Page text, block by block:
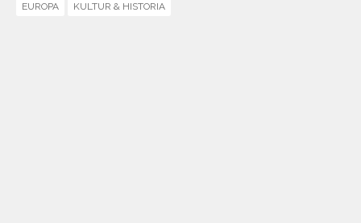
EUROPA KULTUR & HISTORIA